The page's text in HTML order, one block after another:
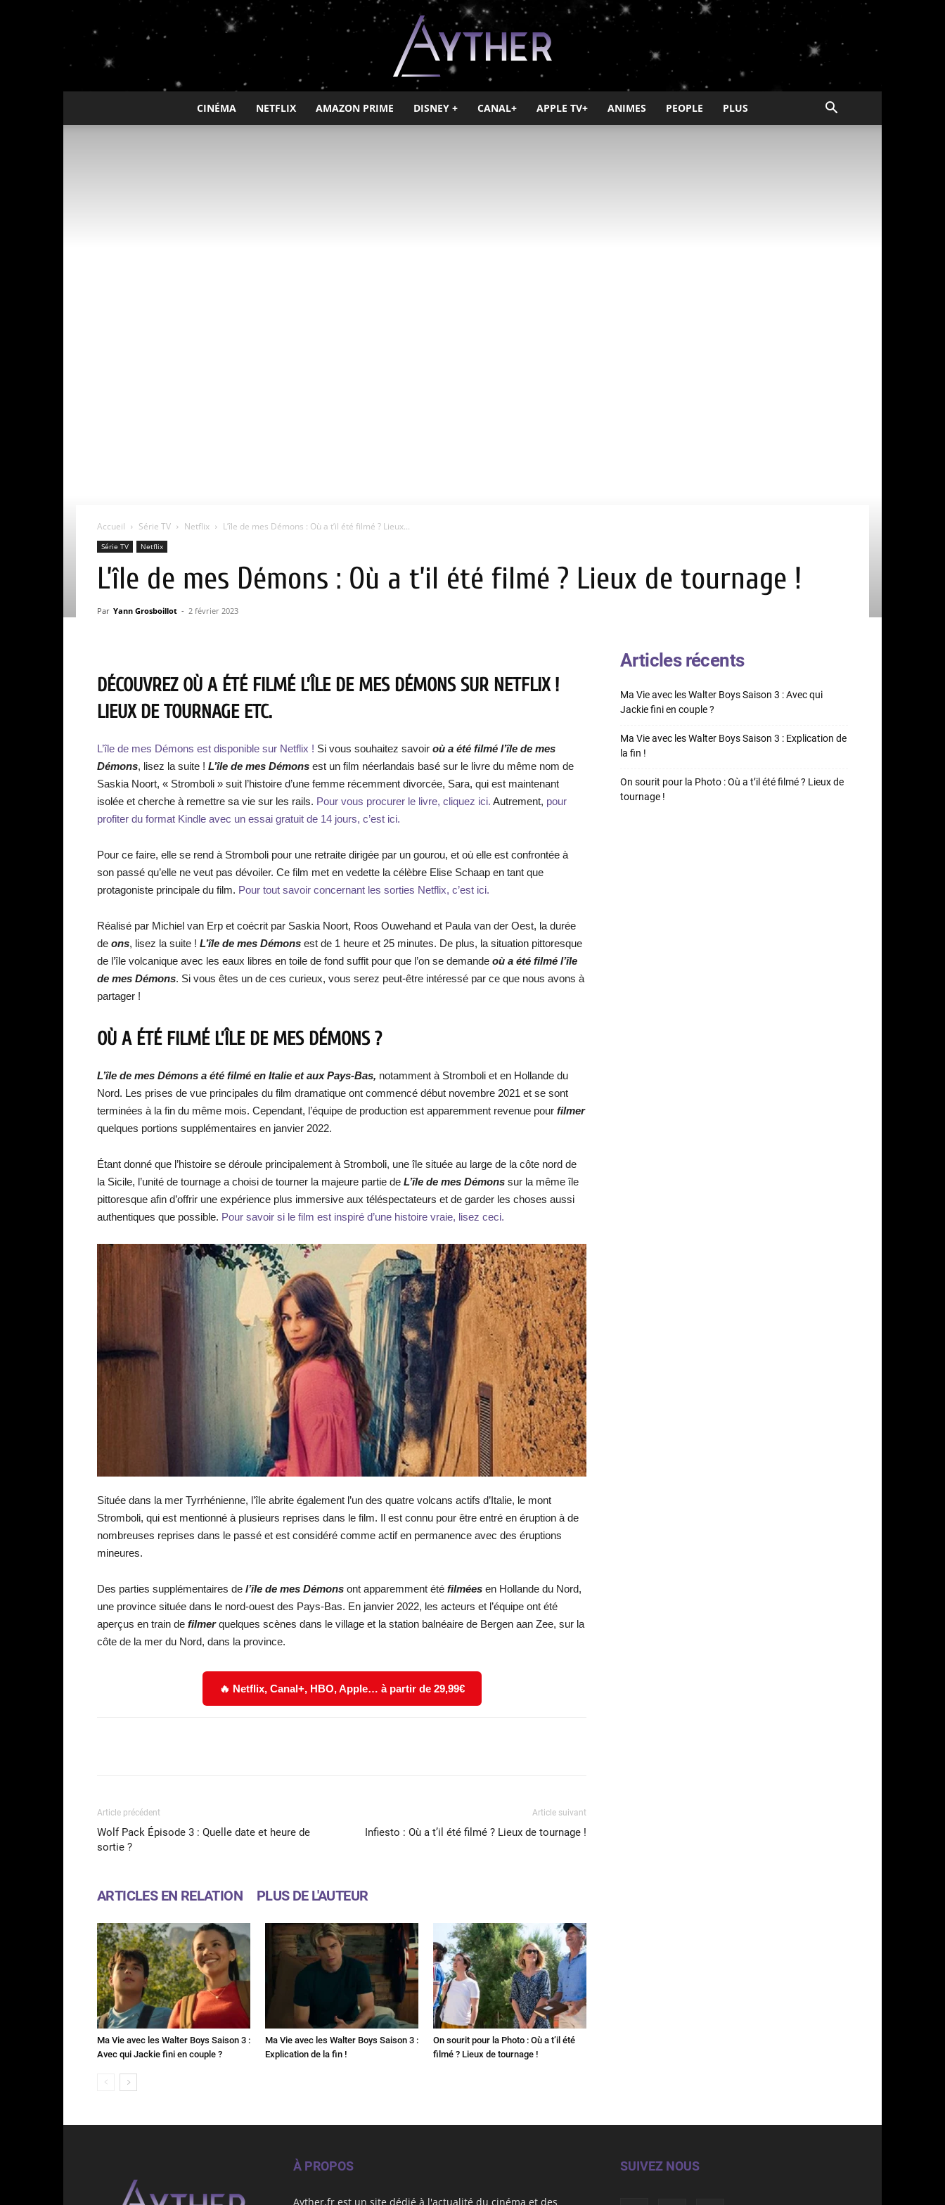
Ayther
CINÉMA NETFLIX AMAZON PRIME DISNEY + CANAL+ APPLE TV+ ANIMES PEOPLE PLUS
Accueil Série TV Netflix L’île de mes Démons : Où a t’il été filmé ? Lieux...
Série TV Netflix
L’île de mes Démons : Où a t’il été filmé ? Lieux de tournage !
Par Yann Grosboillot - 2 février 2023
DÉCOUVREZ OÙ A ÉTÉ FILMÉ L’ÎLE DE MES DÉMONS SUR NETFLIX !
LIEUX DE TOURNAGE ETC.
L’île de mes Démons est disponible sur Netflix ! Si vous souhaitez savoir où a été filmé l’île de mes
Démons, lisez la suite ! L’île de mes Démons est un film néerlandais basé sur le livre du même nom de
Saskia Noort, « Stromboli » suit l’histoire d’une femme récemment divorcée, Sara, qui est maintenant
isolée et cherche à remettre sa vie sur les rails. Pour vous procurer le livre, cliquez ici. Autrement, pour
profiter du format Kindle avec un essai gratuit de 14 jours, c’est ici.
Pour ce faire, elle se rend à Stromboli pour une retraite dirigée par un gourou, et où elle est confrontée à
son passé qu’elle ne veut pas dévoiler. Ce film met en vedette la célèbre Elise Schaap en tant que
protagoniste principale du film. Pour tout savoir concernant les sorties Netflix, c’est ici.
Réalisé par Michiel van Erp et coécrit par Saskia Noort, Roos Ouwehand et Paula van der Oest, la durée
de ons, lisez la suite ! L’île de mes Démons est de 1 heure et 25 minutes. De plus, la situation pittoresque
de l’île volcanique avec les eaux libres en toile de fond suffit pour que l’on se demande où a été filmé l’île
de mes Démons. Si vous êtes un de ces curieux, vous serez peut-être intéressé par ce que nous avons à
partager !
OÙ A ÉTÉ FILMÉ L’ÎLE DE MES DÉMONS ?
L’île de mes Démons a été filmé en Italie et aux Pays-Bas, notamment à Stromboli et en Hollande du
Nord. Les prises de vue principales du film dramatique ont commencé début novembre 2021 et se sont
terminées à la fin du même mois. Cependant, l’équipe de production est apparemment revenue pour filmer
quelques portions supplémentaires en janvier 2022.
Étant donné que l’histoire se déroule principalement à Stromboli, une île située au large de la côte nord de
la Sicile, l’unité de tournage a choisi de tourner la majeure partie de L’île de mes Démons sur la même île
pittoresque afin d’offrir une expérience plus immersive aux téléspectateurs et de garder les choses aussi
authentiques que possible. Pour savoir si le film est inspiré d’une histoire vraie, lisez ceci.
Située dans la mer Tyrrhénienne, l’île abrite également l’un des quatre volcans actifs d’Italie, le mont
Stromboli, qui est mentionné à plusieurs reprises dans le film. Il est connu pour être entré en éruption à de
nombreuses reprises dans le passé et est considéré comme actif en permanence avec des éruptions
mineures.
Des parties supplémentaires de l’île de mes Démons ont apparemment été filmées en Hollande du Nord,
une province située dans le nord-ouest des Pays-Bas. En janvier 2022, les acteurs et l’équipe ont été
aperçus en train de filmerquelques scènes dans le village et la station balnéaire de Bergen aan Zee, sur la
côte de la mer du Nord, dans la province.
🔥 Netflix, Canal+, HBO, Apple… à partir de 29,99€
Article précédent
Wolf Pack Épisode 3 : Quelle date et heure de
sortie ?
Article suivant
Infiesto : Où a t’il été filmé ? Lieux de tournage !
ARTICLES EN RELATION PLUS DE L'AUTEUR
Ma Vie avec les Walter Boys Saison 3 :
Avec qui Jackie fini en couple ?
Ma Vie avec les Walter Boys Saison 3 :
Explication de la fin !
On sourit pour la Photo : Où a t’il été
filmé ? Lieux de tournage !
Articles récents
Ma Vie avec les Walter Boys Saison 3 : Avec qui
Jackie fini en couple ?
Ma Vie avec les Walter Boys Saison 3 : Explication de
la fin !
On sourit pour la Photo : Où a t’il été filmé ? Lieux de
tournage !
À PROPOS
Ayther.fr est un site dédié à l'actualité du cinéma et des
SUIVEZ NOUS